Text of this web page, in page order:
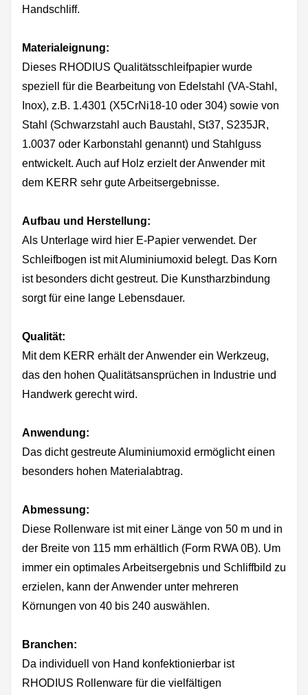
Handschliff.
Materialeignung:
Dieses RHODIUS Qualitätsschleifpapier wurde
speziell für die Bearbeitung von Edelstahl (VA-Stahl,
Inox), z.B. 1.4301 (X5CrNi18-10 oder 304) sowie von
Stahl (Schwarzstahl auch Baustahl, St37, S235JR,
1.0037 oder Karbonstahl genannt) und Stahlguss
entwickelt. Auch auf Holz erzielt der Anwender mit
dem KERR sehr gute Arbeitsergebnisse.
Aufbau und Herstellung:
Als Unterlage wird hier E-Papier verwendet. Der
Schleifbogen ist mit Aluminiumoxid belegt. Das Korn
ist besonders dicht gestreut. Die Kunstharzbindung
sorgt für eine lange Lebensdauer.
Qualität:
Mit dem KERR erhält der Anwender ein Werkzeug,
das den hohen Qualitätsansprüchen in Industrie und
Handwerk gerecht wird.
Anwendung:
Das dicht gestreute Aluminiumoxid ermöglicht einen
besonders hohen Materialabtrag.
Abmessung:
Diese Rollenware ist mit einer Länge von 50 m und in
der Breite von 115 mm erhältlich (Form RWA 0B). Um
immer ein optimales Arbeitsergebnis und Schliffbild zu
erzielen, kann der Anwender unter mehreren
Körnungen von 40 bis 240 auswählen.
Branchen:
Da individuell von Hand konfektionierbar ist
RHODIUS Rollenware für die vielfältigen